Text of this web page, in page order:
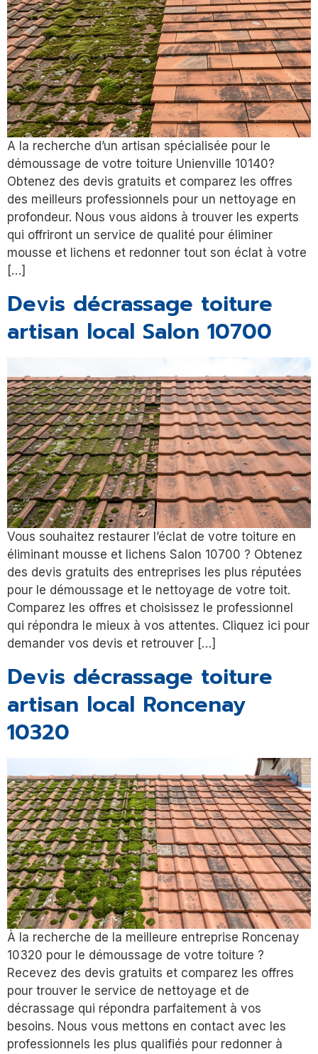
A la recherche d’un artisan spécialisée pour le
démoussage de votre toiture Unienville 10140?
Obtenez des devis gratuits et comparez les offres
des meilleurs professionnels pour un nettoyage en
profondeur. Nous vous aidons à trouver les experts
qui offriront un service de qualité pour éliminer
mousse et lichens et redonner tout son éclat à votre
[…]
Devis décrassage toiture
artisan local Salon 10700
Vous souhaitez restaurer l’éclat de votre toiture en
éliminant mousse et lichens Salon 10700 ? Obtenez
des devis gratuits des entreprises les plus réputées
pour le démoussage et le nettoyage de votre toit.
Comparez les offres et choisissez le professionnel
qui répondra le mieux à vos attentes. Cliquez ici pour
demander vos devis et retrouver […]
Devis décrassage toiture
artisan local Roncenay
10320
À la recherche de la meilleure entreprise Roncenay
10320 pour le démoussage de votre toiture ?
Recevez des devis gratuits et comparez les offres
pour trouver le service de nettoyage et de
décrassage qui répondra parfaitement à vos
besoins. Nous vous mettons en contact avec les
professionnels les plus qualifiés pour redonner à